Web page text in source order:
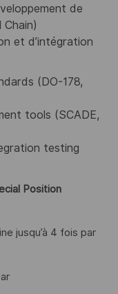
de
et d’intégration
(DO-178,
tools (SCADE,
testing
Position
jusqu’à 4 fois par